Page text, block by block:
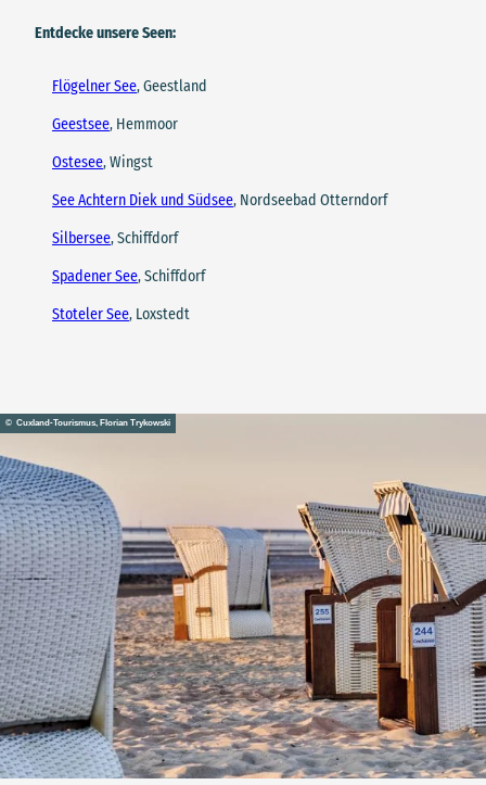
Entdecke unsere Seen:
Flögelner See, Geestland
Geestsee, Hemmoor
Ostesee, Wingst
See Achtern Diek und Südsee, Nordseebad Otterndorf
Silbersee, Schiffdorf
Spadener See, Schiffdorf
Stoteler See, Loxstedt
© Cuxland-Tourismus, Florian Trykowski